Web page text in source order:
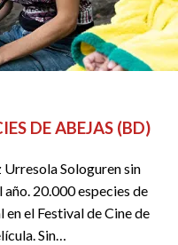
DE ABEJAS (BD)
Sologuren sin
20.000 especies de
el Festival de Cine de
Sin…